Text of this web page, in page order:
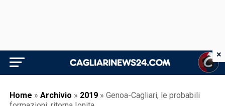
Home » Archivio » 2019 » Genoa-Cagliari, le probabili
×